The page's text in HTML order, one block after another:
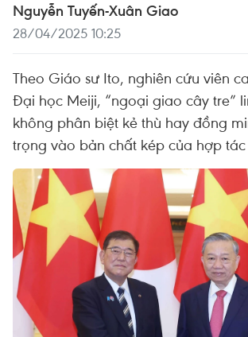
Nguyễn Tuyến-Xuân Giao
28/04/2025 10:25
Theo Giáo sư Ito, nghiên cứu viên
Đại học Meiji, “ngoại giao cây tre”
không phân biệt kẻ thù hay đồng
trọng vào bản chất kép của hợp